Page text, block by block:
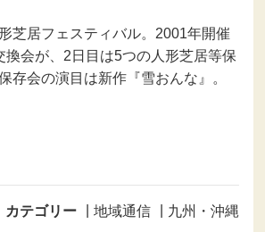
芝居フェスティバル。2001年開催
会が、2日目は5つの人形芝居等保
存会の演目は新作『雪おんな』。
カテゴリー 地域通信 九州・沖縄